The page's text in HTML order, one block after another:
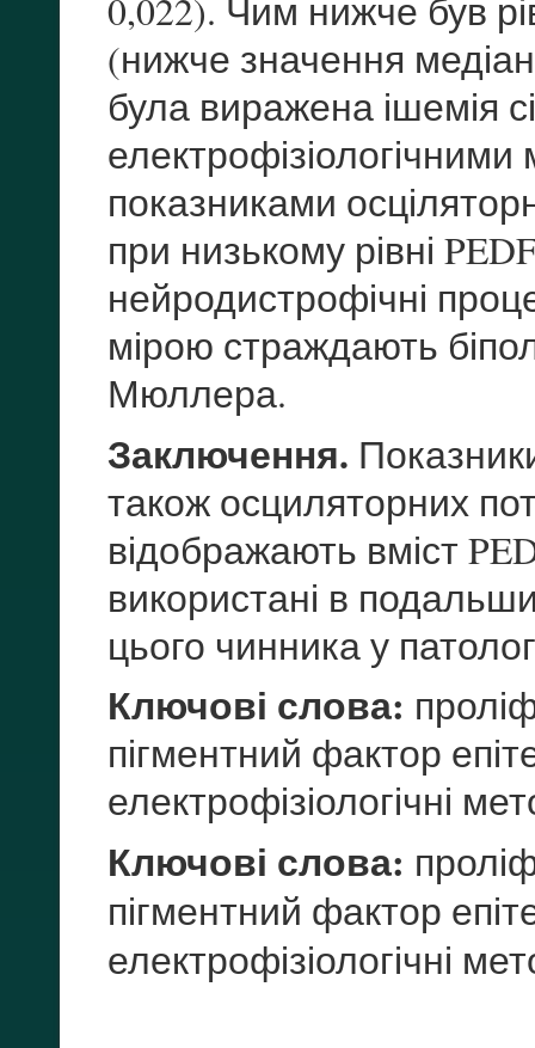
0,022). Чим нижче був
(нижче значення
була виражена ішемія
показниками
при низькому рівні
нейродистрофічні
мірою страждають
Мюллера.
Заключення.
також осциляторних
відображають вміст
використані в
цього чинника у
Ключові слова:
пігментний фактор
електрофізіологічні
Ключові слова:
пігментний фактор
електрофізіологічні